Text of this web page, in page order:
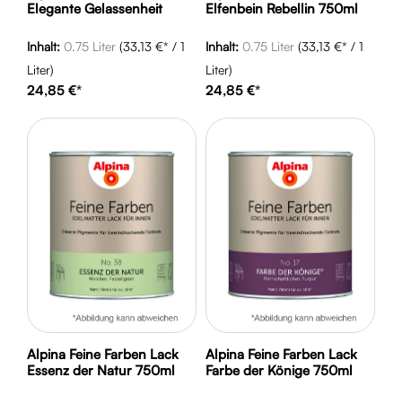
Elegante Gelassenheit
Inhalt: 0.75 Liter (33,13 €* / 1
Liter)
24,85 €*
Elfenbein Rebellin 750ml
Inhalt: 0.75 Liter (33,13 €* / 1
Liter)
24,85 €*
Alpina Feine Farben Lack
Essenz der Natur 750ml
Alpina Feine Farben Lack
Farbe der Könige 750ml